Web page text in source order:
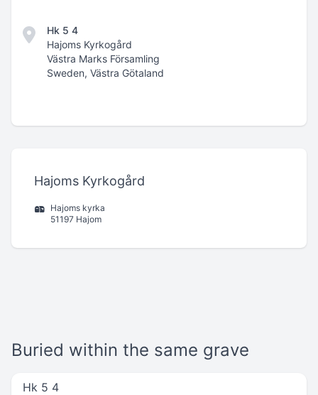
Hk 5 4
Hajoms Kyrkogård
Västra Marks Församling
Sweden, Västra Götaland
Hajoms Kyrkogård
Hajoms kyrka
51197 Hajom
Buried within the same grave
Hk 5 4